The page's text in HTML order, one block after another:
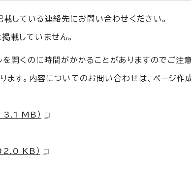
している連絡先にお問い合わせください。
載していません。
を開くのに時間がかかることがありますのでご注
ます。内容についてのお問い合わせは、ページ作
3.1 MB）
KB）